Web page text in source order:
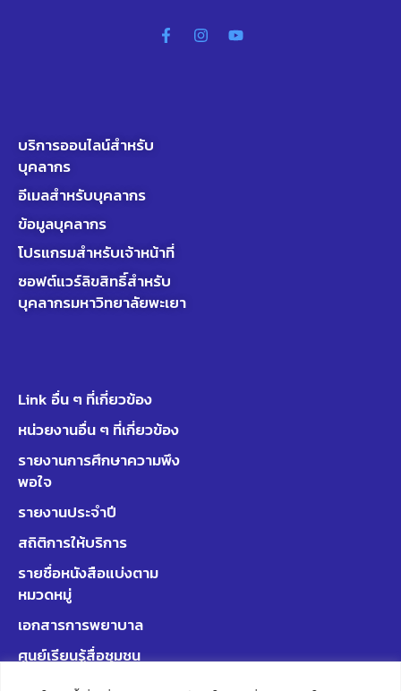
บริการออนไลน์สำหรับ
บุคลากร
อีเมลสำหรับบุคลากร
ข้อมูลบุคลากร
โปรแกรมสำหรับเจ้าหน้าที่
ซอฟต์แวร์ลิขสิทธิ์สำหรับ
บุคลากรมหาวิทยาลัยพะเยา
Link อื่น ๆ ที่เกี่ยวข้อง
หน่วยงานอื่น ๆ ที่เกี่ยวข้อง
รายงานการศึกษาความพึง
พอใจ
รายงานประจำปี
สถิติการให้บริการ
รายชื่อหนังสือแบ่งตาม
หมวดหมู่
เอกสารการพยาบาล
ศูนย์เรียนรู้สื่อชุมชน